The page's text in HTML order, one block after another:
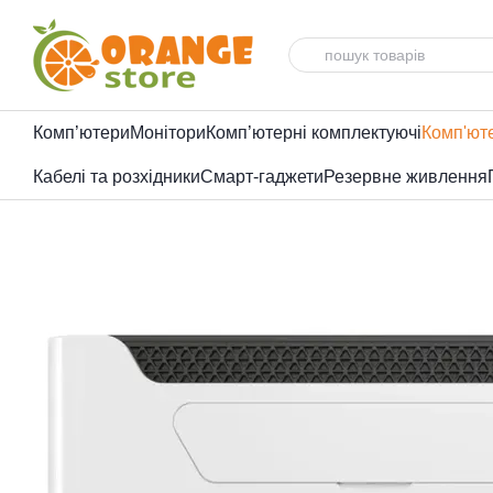
Перейти до основного контенту
Комп’ютериМоніториКомп’ютерні комплектуючі
Кабелі та розхідникиСмарт-гаджетиРезервне живлення